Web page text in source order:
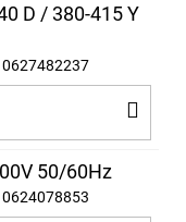
D / 380-415 Y
50/60Hz